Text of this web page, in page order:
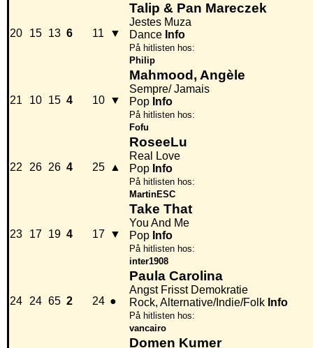
20 15 13 6 11 ▼
Talip & Pan Mareczek
Jestes Muza
Dance Info
På hitlisten hos:
Philip
21 10 15 4 10 ▼
Mahmood, Angèle
Sempre/ Jamais
Pop Info
På hitlisten hos:
Fofu
22 26 26 4 25 ▲
RoseeLu
Real Love
Pop Info
På hitlisten hos:
MartinESC
23 17 19 4 17 ▼
Take That
You And Me
Pop Info
På hitlisten hos:
inter1908
24 24 65 2 24 ●
Paula Carolina
Angst Frisst Demokratie
Rock, Alternative/Indie/Folk Info
På hitlisten hos:
vancairo
Domen Kumer